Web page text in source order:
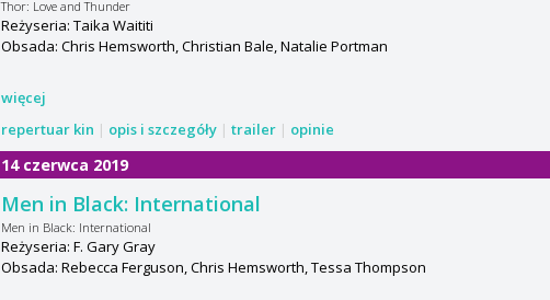
Thor: Love and Thunder
Reżyseria: Taika Waititi
Obsada: Chris Hemsworth, Christian Bale, Natalie Portman
więcej
repertuar kin | opis i szczegóły | trailer | opinie
14 czerwca 2019
Men in Black: International
Men in Black: International
Reżyseria: F. Gary Gray
Obsada: Rebecca Ferguson, Chris Hemsworth, Tessa Thompson